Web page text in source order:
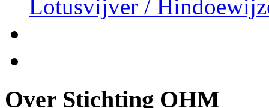
Lotusvijver /
Over Stichting OHM